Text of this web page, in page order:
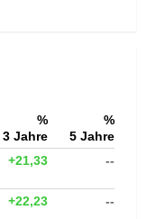
%
3 Jahre
%
5 Jahre
+21,33 --
+22,23 --